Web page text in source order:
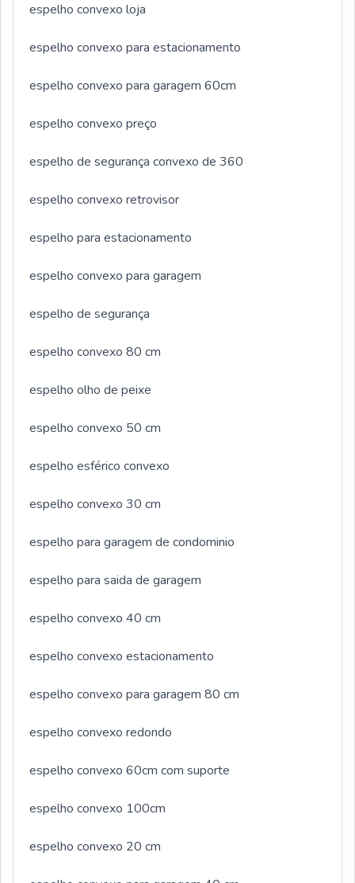
espelho convexo loja
espelho convexo para estacionamento
espelho convexo para garagem 60cm
espelho convexo preço
espelho de segurança convexo de 360
espelho convexo retrovisor
espelho para estacionamento
espelho convexo para garagem
espelho de segurança
espelho convexo 80 cm
espelho olho de peixe
espelho convexo 50 cm
espelho esférico convexo
espelho convexo 30 cm
espelho para garagem de condominio
espelho para saida de garagem
espelho convexo 40 cm
espelho convexo estacionamento
espelho convexo para garagem 80 cm
espelho convexo redondo
espelho convexo 60cm com suporte
espelho convexo 100cm
espelho convexo 20 cm